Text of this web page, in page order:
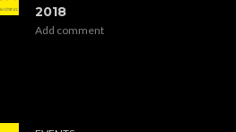
2018
Add comment